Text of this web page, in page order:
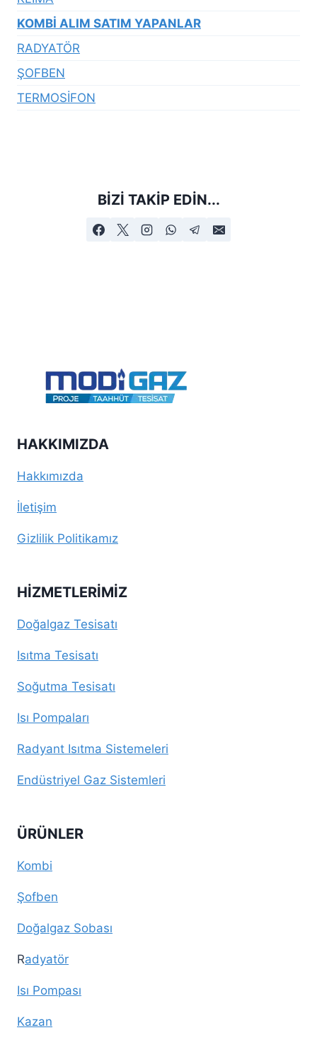
KOMBİ ALIM SATIM YAPANLAR
RADYATÖR
ŞOFBEN
TERMOSİFON
BIZI TAKIP EDIN...
HAKKIMIZDA
Hakkımızda
İletişim
Gizlilik Politikamız
HIZMETLERIMIZ
Doğalgaz Tesisatı
Isıtma Tesisatı
Soğutma Tesisatı
Isı Pompaları
Radyant Isıtma Sistemeleri
Endüstriyel Gaz Sistemleri
ÜRÜNLER
Kombi
Şofben
Doğalgaz Sobası
Radyatör
Isı Pompası
Kazan